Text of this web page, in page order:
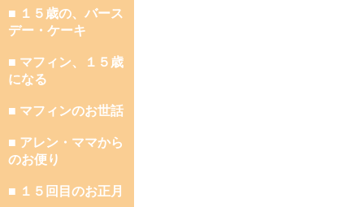
■ １５歳の、バース
デー・ケーキ
■ マフィン、１５歳
になる
■ マフィンのお世話
■ アレン・ママから
のお便り
■ １５回目のお正月